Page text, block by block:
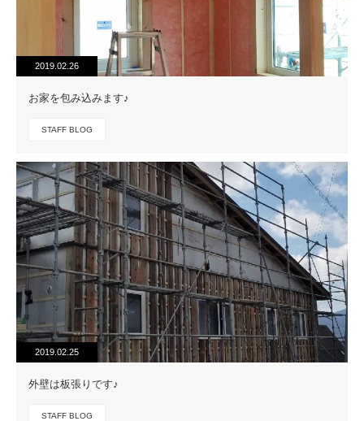
2019.02.26
お家を包み込みます♪
STAFF BLOG
2019.02.25
外壁は板張りです♪
STAFF BLOG